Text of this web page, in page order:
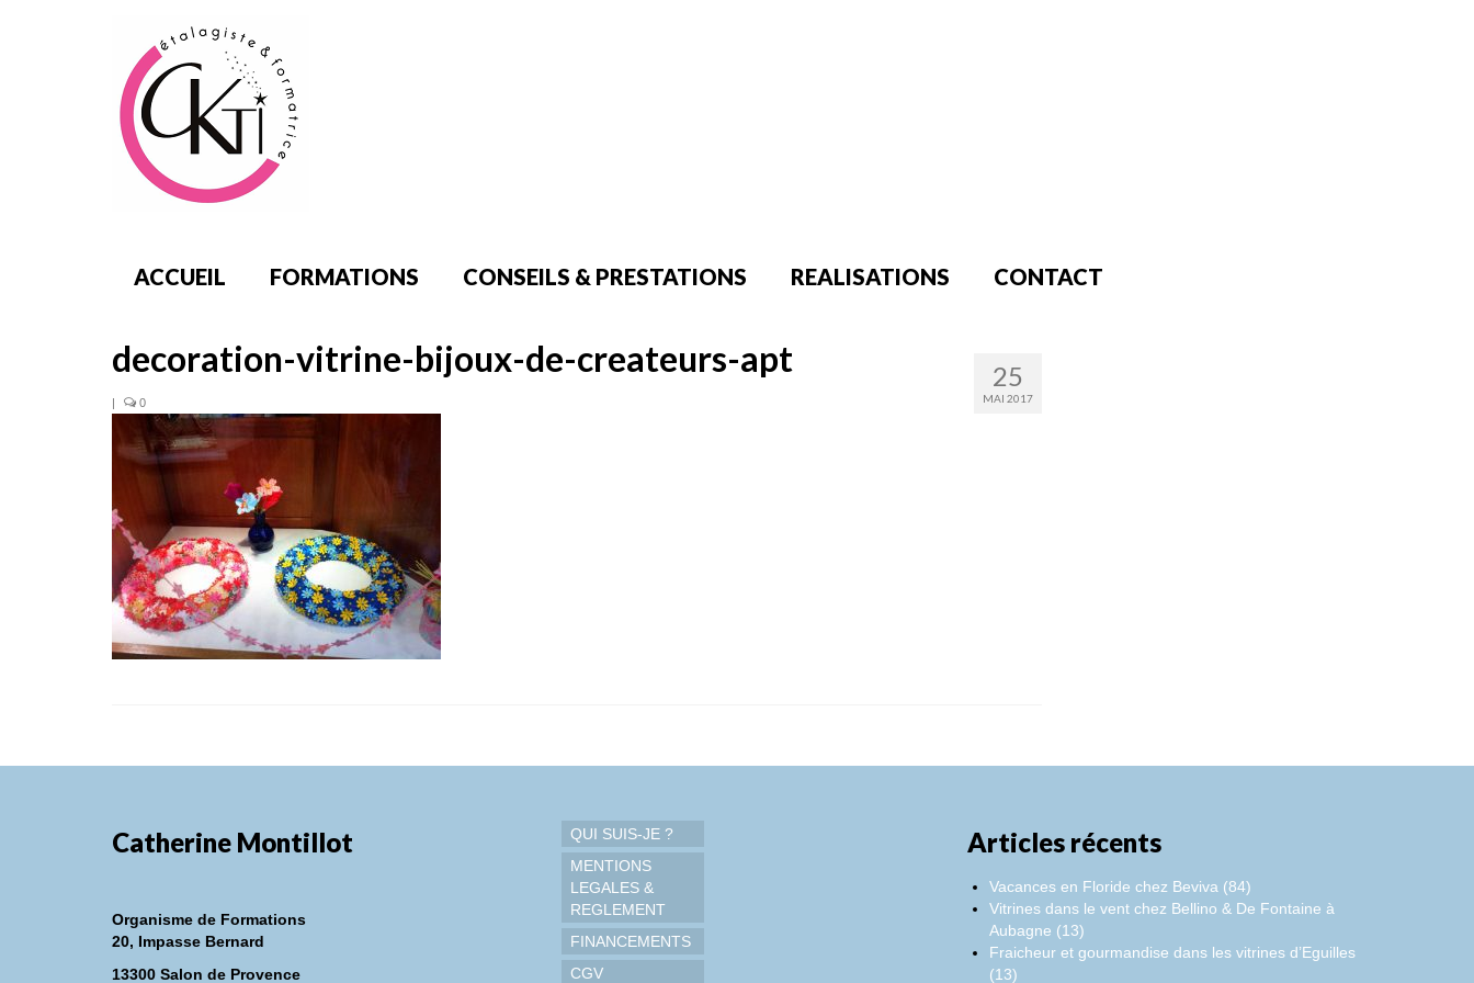
ACCUEIL FORMATIONS CONSEILS & PRESTATIONS REALISATIONS CONTACT
25
MAI 2017
decoration-vitrine-bijoux-de-createurs-apt
| 0
Catherine Montillot
Organisme de Formations
20, Impasse Bernard
13300 Salon de Provence
QUI SUIS-JE ?
MENTIONS
LEGALES &
REGLEMENT
FINANCEMENTS
CGV
Articles récents
Vacances en Floride chez Beviva (84)
Vitrines dans le vent chez Bellino & De Fontaine à
Aubagne (13)
Fraicheur et gourmandise dans les vitrines d’Eguilles
(13)